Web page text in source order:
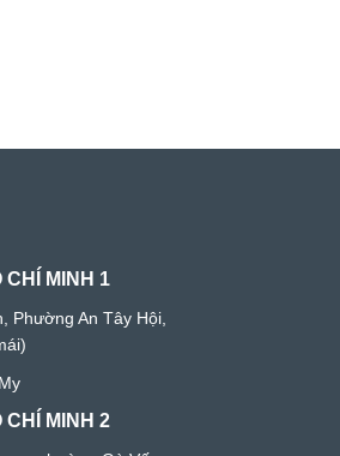
CHÍ MINH 1
Phường An Tây Hội,
CHÍ MINH 2